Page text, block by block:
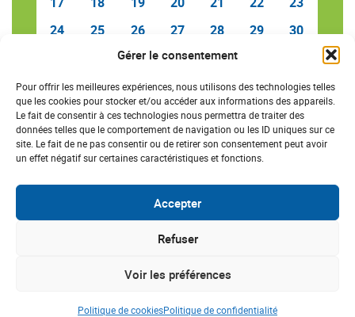
Gérer le consentement
Pour offrir les meilleures expériences, nous utilisons des technologies telles
que les cookies pour stocker et/ou accéder aux informations des appareils.
Le fait de consentir à ces technologies nous permettra de traiter des
données telles que le comportement de navigation ou les ID uniques sur ce
site. Le fait de ne pas consentir ou de retirer son consentement peut avoir
un effet négatif sur certaines caractéristiques et fonctions.
Accepter
Refuser
Voir les préférences
Politique de cookiesPolitique de confidentialité
24
25 26 27 28 29
30
2 3 4
SAVE THE DATE